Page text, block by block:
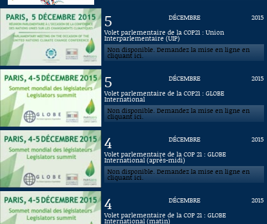
5 DÉCEMBRE
2015
Volet parlementaire de la COP21 : Union
Interparlementaire (UIP)
Non disponible. Demandez la mise en ligne en
cliquant ici.
5 DÉCEMBRE
2015
Volet parlementaire de la COP21 : GLOBE
International
Non disponible. Demandez la mise en ligne en
cliquant ici.
4 DÉCEMBRE
2015
Volet parlementaire de la COP 21 : GLOBE
International (après-midi)
Non disponible. Demandez la mise en ligne en
cliquant ici.
4 DÉCEMBRE
2015
Volet parlementaire de la COP 21 : GLOBE
International (matin)